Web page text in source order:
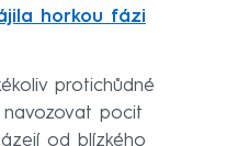
horkou fázi
protichůdné
pocit
od blízkého